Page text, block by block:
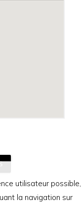
utilisateur possible,
la navigation sur